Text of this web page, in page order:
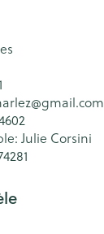
gmail.com
Julie Corsini